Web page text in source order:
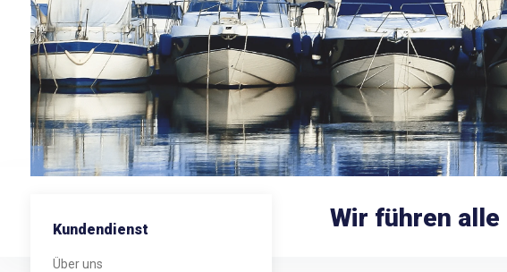
Kundendienst
Über uns
Wir führen